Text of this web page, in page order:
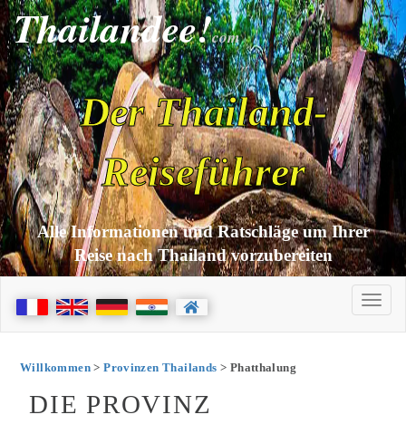
Thailandee!com
Der Thailand-
Reiseführer
Alle Informationen und Ratschläge um Ihrer
Reise nach Thailand vorzubereiten
Willkommen>Provinzen Thailands > Phatthalung
DIE PROVINZ